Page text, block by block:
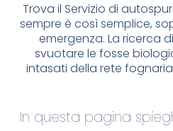
Trova il Servizio di
sempre è così semplice,
emergenza. La ricerca
svuotare le fosse
intasati della rete
In questa pagina